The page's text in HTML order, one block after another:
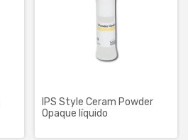
IPS Style Ceram Powder
Opaque líquido